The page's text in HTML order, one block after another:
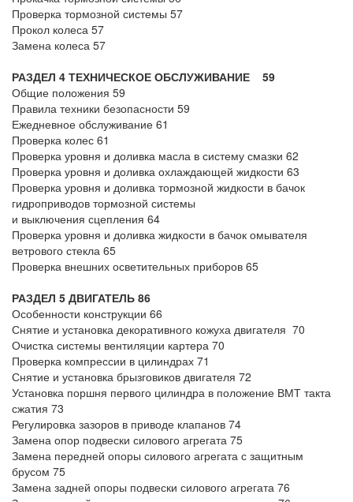
Проверка тормозной системы 57
Прокол колеса 57
Замена колеса 57
РАЗДЕЛ 4 ТЕХНИЧЕСКОЕ ОБСЛУЖИВАНИЕ 59
Общие положения 59
Правила техники безопасности 59
Ежедневное обслуживание 61
Проверка колес 61
Проверка уровня и доливка масла в систему смазки 62
Проверка уровня и доливка охлаждающей жидкости 63
Проверка уровня и доливка тормозной жидкости в бачок
гидроприводов тормозной системы
и выключения сцепления 64
Проверка уровня и доливка жидкости в бачок омывателя
ветрового стекла 65
Проверка внешних осветительных приборов 65
РАЗДЕЛ 5 ДВИГАТЕЛЬ 86
Особенности конструкции 66
Снятие и установка декоративного кожуха двигателя 70
Очистка системы вентиляции картера 70
Проверка компрессии в цилиндрах 71
Снятие и установка брызговиков двигателя 72
Установка поршня первого цилиндра в положение ВМТ такта
сжатия 73
Регулировка зазоров в приводе клапанов 74
Замена опор подвески силового агрегата 75
Замена передней опоры силового агрегата с защитным
брусом 75
Замена задней опоры подвески силового агрегата 76